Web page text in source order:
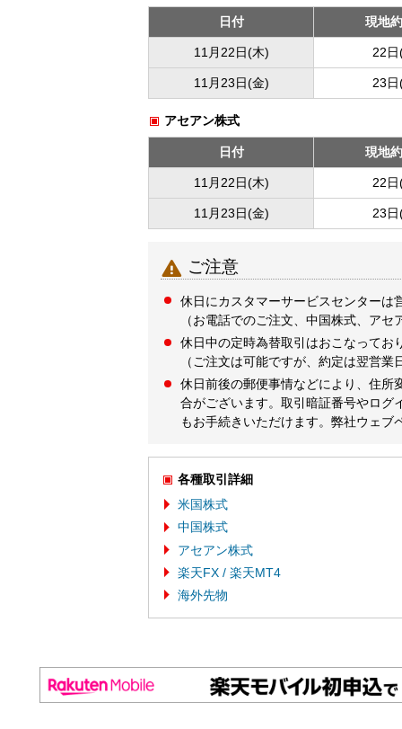
日付 現地
11月22日(木) 22
11月23日(金) 23
アセアン株式
日付 現地
11月22日(木) 22
11月23日(金) 23
 ご注意
休日にカスタマーサービスセンターは
（お電話でのご注文、中国株式、ア
休日中の定時為替取引はおこなってお
（ご注文は可能ですが、約定は翌営業
休日前後の郵便事情などにより、住所
合がございます。取引暗証番号やログ
もお手続きいただけます。弊社ウェ
各種取引詳細
米国株式
中国株式
アセアン株式
楽天FX / 楽天MT4
海外先物